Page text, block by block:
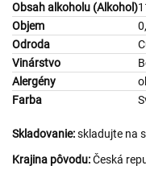
Obsah alkoholu (Alkohol)
Objem
Odroda
Vinárstvo
Alergény
Farba
Skladovanie:skladujte na
Krajina pôvodu:Česká